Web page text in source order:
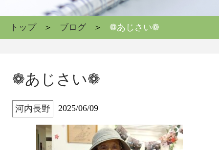
トップ ブログ ❁あじさい❁
❁あじさい❁
河内長野 2025/06/09